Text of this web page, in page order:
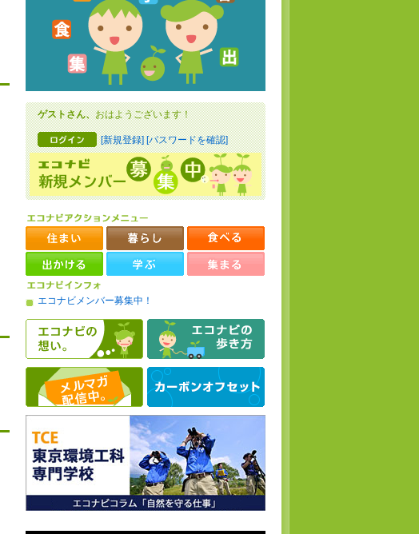
ゲストさん、おはようございます！
[新規登録] [パスワードを確認]
エコナビメンバー募集中！